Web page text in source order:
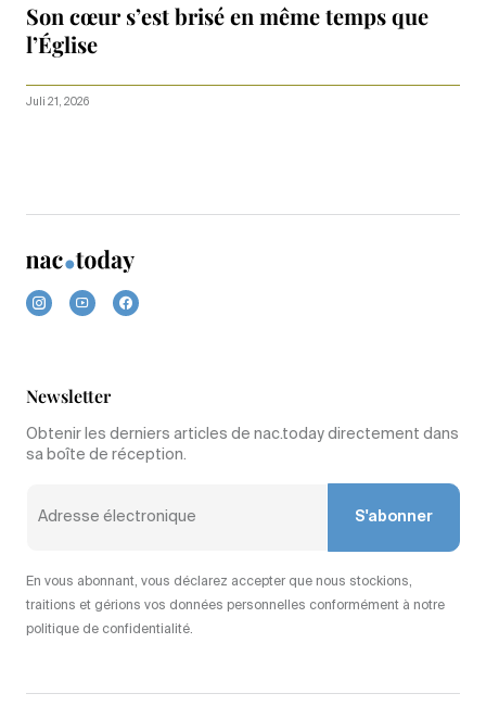
Son cœur s’est brisé en même temps que
l’Église
Juli 21, 2026
Newsletter
Obtenir les derniers articles de nac.today directement dans
sa boîte de réception.
S'abonner
En vous abonnant, vous déclarez accepter que nous stockions,
traitions et gérions vos données personnelles conformément à notre
politique de confidentialité.